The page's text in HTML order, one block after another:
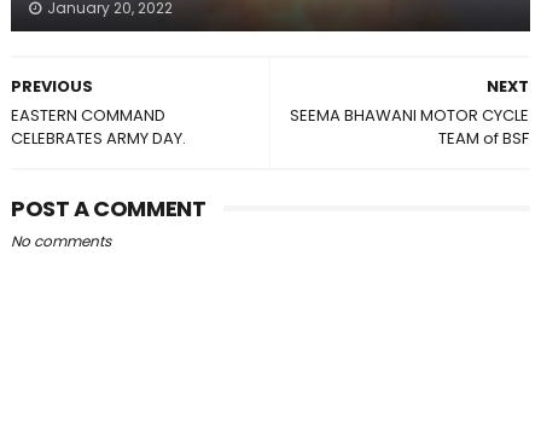
January 20, 2022
NEXT
SEEMA BHAWANI MOTOR CYCLE
TEAM of BSF
PREVIOUS
EASTERN COMMAND
CELEBRATES ARMY DAY.
POST A COMMENT
No comments